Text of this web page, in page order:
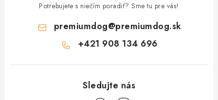
Potrebujete s niečím poradiť? Sme tu pre vás!
premiumdog@premiumdog.sk
+421 908 134 696